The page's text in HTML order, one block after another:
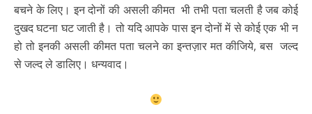
बचने के लिए। इन दोनों की असली कीमत भी तभी पता चलती है जब कोई
दुखद घटना घट जाती है। तो यदि आपके पास इन दोनों में से कोई एक भी न
हो तो इनकी असली कीमत पता चलने का इन्तज़ार मत कीजिये, बस जल्द
से जल्द ले डालिए। धन्यवाद।